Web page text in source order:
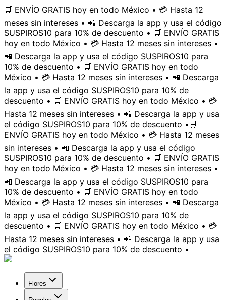
🛒 ENVÍO GRATIS hoy en todo México • 💳 Hasta 12
meses sin intereses • 📲 Descarga la app y usa el código
SUSPIROS10 para 10% de descuento • 🛒 ENVÍO GRATIS
hoy en todo México • 💳 Hasta 12 meses sin intereses •
📲 Descarga la app y usa el código SUSPIROS10 para
10% de descuento • 🛒 ENVÍO GRATIS hoy en todo
México • 💳 Hasta 12 meses sin intereses • 📲 Descarga
la app y usa el código SUSPIROS10 para 10% de
descuento • 🛒 ENVÍO GRATIS hoy en todo México • 💳
Hasta 12 meses sin intereses • 📲 Descarga la app y usa
el código SUSPIROS10 para 10% de descuento • 🛒
ENVÍO GRATIS hoy en todo México • 💳 Hasta 12 meses
sin intereses • 📲 Descarga la app y usa el código
SUSPIROS10 para 10% de descuento • 🛒 ENVÍO GRATIS
hoy en todo México • 💳 Hasta 12 meses sin intereses •
📲 Descarga la app y usa el código SUSPIROS10 para
10% de descuento • 🛒 ENVÍO GRATIS hoy en todo
México • 💳 Hasta 12 meses sin intereses • 📲 Descarga
la app y usa el código SUSPIROS10 para 10% de
descuento • 🛒 ENVÍO GRATIS hoy en todo México • 💳
Hasta 12 meses sin intereses • 📲 Descarga la app y usa
el código SUSPIROS10 para 10% de descuento •
Flores